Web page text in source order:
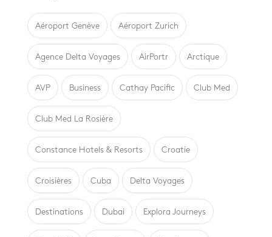
Aéroport Genève Aéroport Zurich
Agence Delta Voyages AirPortr Arctique
AVP Business Cathay Pacific Club Med
Club Med La Rosière
Constance Hotels & Resorts Croatie
Croisières Cuba Delta Voyages
Destinations Dubai Explora Journeys